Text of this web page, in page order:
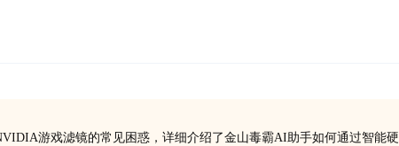
游戏滤镜的常见困惑，详细介绍了金山毒霸AI助手如何通过智能